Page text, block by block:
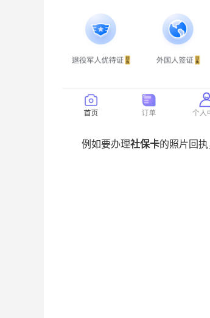
例如要办理社保卡的照片回